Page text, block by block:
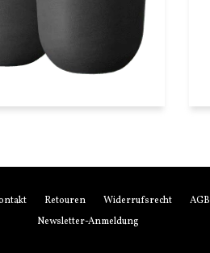
Retouren Widerrufsrecht AGB
Newsletter-Anmeldung